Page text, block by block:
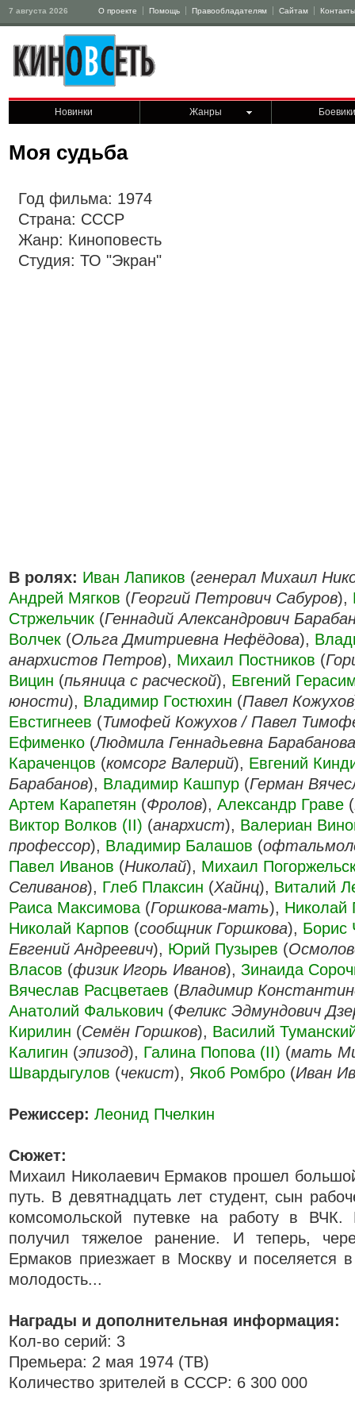
7 августа 2026 О проекте Помощь Правообладателям Сайтам Контакты
Новинки Жанры Боевики
Моя судьба
Год фильма: 1974
Страна: СССР
Жанр: Киноповесть
Студия: ТО "Экран"
В ролях: Иван Лапиков (генерал Михаил
Андрей Мягков (Георгий Петрович Сабуров),
Стржельчик (Геннадий Александрович
Волчек (Ольга Дмитриевна Нефёдова),
анархистов Петров), Михаил Постников (
Вицин (пьяница с расческой), Евгений
юности), Владимир Гостюхин (Павел Кожухов
Евстигнеев (Тимофей Кожухов / Павел
Ефименко (Людмила Геннадьевна Барабанова
Караченцов (комсорг Валерий), Евгений
Барабанов), Владимир Кашпур (Герман
Артем Карапетян (Фролов), Александр Граве (
Виктор Волков (II) (анархист), Валериан
профессор), Владимир Балашов (
Павел Иванов (Николай), Михаил
Селиванов), Глеб Плаксин (Хайнц), Виталий
Раиса Максимова (Горшкова-мать), Николай
Николай Карпов (сообщник Горшкова), Борис
Евгений Андреевич), Юрий Пузырев (
Власов (физик Игорь Иванов), Зинаида
Вячеслав Расцветаев (Владимир
Анатолий Фалькович (Феликс Эдмундович
Кирилин (Семён Горшков), Василий
Калигин (эпизод), Галина Попова (II) (мать
Швардыгулов (чекист), Якоб Ромбро (Иван
Режиссер: Леонид Пчелкин
Сюжет:
Михаил Николаевич Ермаков прошел
путь. В девятнадцать лет студент, сын
комсомольской путевке на работу в
получил тяжелое ранение. И теперь,
Ермаков приезжает в Москву и поселяется
молодость...
Награды и дополнительная информация:
Кол-во серий: 3
Премьера: 2 мая 1974 (ТВ)
Количество зрителей в СССР: 6 300 000